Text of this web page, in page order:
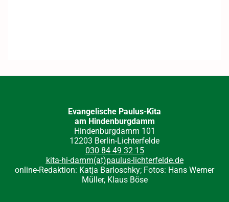
Evangelische Paulus-Kita
am Hindenburgdamm
Hindenburgdamm 101
12203 Berlin-Lichterfelde
030 84 49 32 15
kita-hi-damm(at)paulus-lichterfelde.de
online-Redaktion: Katja Barloschky; Fotos: Hans Werner
Müller, Klaus Böse